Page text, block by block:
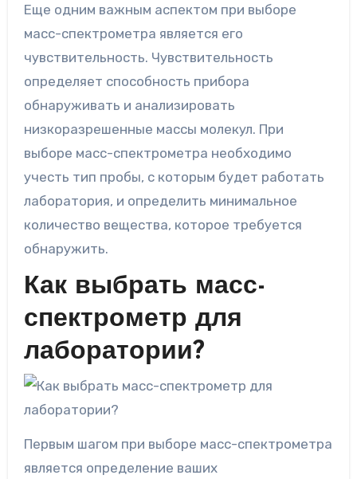
Еще одним важным аспектом при выборе
масс-спектрометра является его
чувствительность. Чувствительность
определяет способность прибора
обнаруживать и анализировать
низкоразрешенные массы молекул. При
выборе масс-спектрометра необходимо
учесть тип пробы, с которым будет работать
лаборатория, и определить минимальное
количество вещества, которое требуется
обнаружить.
Как выбрать масс-
спектрометр для
лаборатории?
Первым шагом при выборе масс-спектрометра
является определение ваших